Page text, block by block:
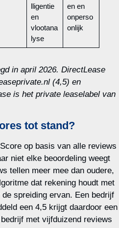
lligentie
en
vlootana
lyse
en en
onperso
onlijk
in april 2026. DirectLease
(4,5) en
is het private leaselabel van
tot stand?
op basis van alle reviews
niet elke beoordeling weegt
tellen meer mee dan oudere,
dat rekening houdt met
spreiding ervan. Een bedrijf
een 4,5 krijgt daardoor een
met vijfduizend reviews